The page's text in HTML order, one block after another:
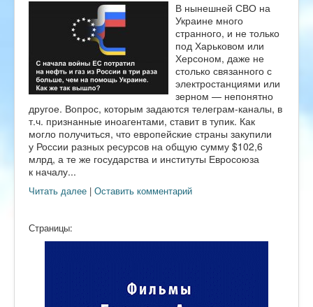
В нынешней СВО на
Украине много
странного, и не только
под Харьковом или
Херсоном, даже не
столько связанного с
электростанциями или
зерном — непонятно
другое. Вопрос, которым задаются телеграм-каналы, в
т.ч. признанные иноагентами, ставит в тупик. Как
могло получиться, что европейские страны закупили
у России разных ресурсов на общую сумму $102,6
млрд, а те же государства и институты Евросоюза
к началу...
Читать далее | Оставить комментарий
Страницы: